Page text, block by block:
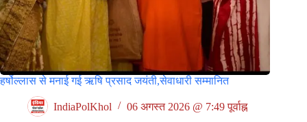
हर्षोल्लास से मनाई गई ऋषि प्रसाद जयंती,सेवाधारी सम्मानित
IndiaPolKhol 06 अगस्त 2026 @ 7:49 पूर्वाह्न